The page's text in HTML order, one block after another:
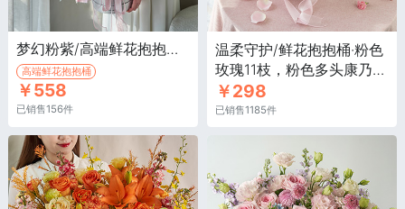
梦幻粉紫/高端鲜花抱抱桶·粉色重瓣百合1枝，浅粉牡丹菊2枝，浅紫色玫瑰13枝
高端鲜花抱抱桶
￥558
已销售156件
温柔守护/鲜花抱抱桶·粉色
玫瑰11枝，粉色多头康乃馨
8枝
￥298
已销售1185件